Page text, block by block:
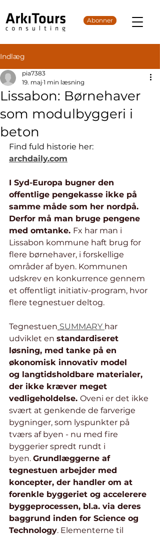
Abonner
Indlæg
Lissabon: Børnehaver
som modulbyggeri i
beton
pia7383
19. maj 1 min læsning
Find fuld historie her:
archdaily.com
I Syd-Europa bugner den
offentlige pengekasse ikke på
samme måde som her nordpå.
Derfor må man bruge pengene
med omtanke. Fx har man i
Lissabon kommune haft brug for
flere børnehaver, i forskellige
områder af byen. Kommunen
udskrev en konkurrence gennem
et offentligt initiativ-program, hvor
flere tegnestuer deltog.
Tegnestuen SUMMARY har
udviklet en standardiseret
løsning, med tanke på en
økonomisk innovativ model
og langtidsholdbare materialer,
der ikke kræver meget
vedligeholdelse. Oveni er det ikke
svært at genkende de farverige
bygninger, som lyspunkter på
tværs af byen - nu med fire
byggerier spredt rundt i
byen. Grundlæggerne af
tegnestuen arbejder med
koncepter, der handler om at
forenkle byggeriet og accelerere
byggeprocessen, bl.a. via deres
baggrund inden for Science og
Technology. Elementerne til